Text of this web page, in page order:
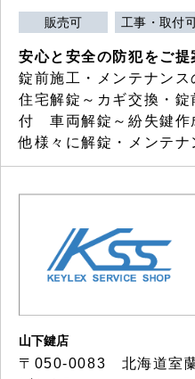
販売可 工事・取付
安心と安全の防犯をご提
錠前施工・メンテナンス
住宅解錠～カギ交換・
付 車両解錠～紛失鍵
他様々に解錠・メンテナ
山下鍵店
〒050-0083 北海道室